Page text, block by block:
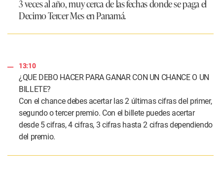
3 veces al año, muy cerca de las fechas donde se paga el
Decimo Tercer Mes en Panamá.
13:10
¿QUE DEBO HACER PARA GANAR CON UN CHANCE O UN
BILLETE?
Con el chance debes acertar las 2 últimas cifras del primer,
segundo o tercer premio. Con el billete puedes acertar
desde 5 cifras, 4 cifras, 3 cifras hasta 2 cifras dependiendo
del premio.